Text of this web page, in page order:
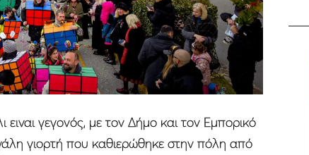
ειναι γεγονός, με τον Δήμο και τον Εμπορικό
γιορτή που καθιερώθηκε στην πόλη από